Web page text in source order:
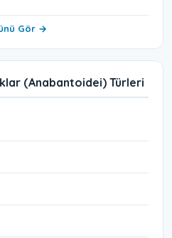
Gör →
(Anabantoidei) Türleri